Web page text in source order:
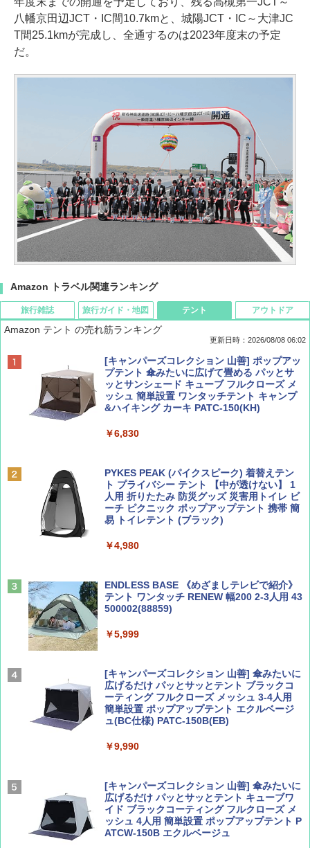
八幡京田辺JCT・IC間10.7kmと、城陽JCT・IC～大津JC
T間25.1kmが完成し、全通するのは2023年度末の予定
だ。
Amazon トラベル関連ランキング
旅行雑誌
BE-PAL(ビ-パル) 2026年 9 月号【特別付録:
SOTO ミニマル"旅"財布 ランダム2種】
￥1,500
￥713
AIRLINE（エアライン）2026年9月号【特
集】ボーイング110周年を祝して！
￥1,760
旅行ガイド・地図
D40 地球の歩き方 チェンマイ タイ北部の魅
力的な町 2026～2027 地球の歩き方D アジア
￥2,079
￥2,695
球の歩き方A ヨーロッパ
A26 地球の歩き方 チェコ ポーランド スロヴ
ァキア 2026～2027 地球の歩き方A ヨーロッ
テント
Amazon テント の売れ筋ランキング
更新日時：2026/08/08 06:02
[キャンパーズコレクション 山善] ポップアッ
プテント 傘みたいに広げて畳める パッとサ
ッとサンシェード キューブ フルクローズ メ
ッシュ 簡単設置 ワンタッチテント キャンプ
&ハイキング カーキ PATC-150(KH)
￥6,830
PYKES PEAK (パイクスピーク) 着替えテン
ト プライバシー テント 【中が透けない】 1
人用 折りたたみ 防災グッズ 災害用トイレ ビ
ーチ ピクニック ポップアップテント 携帯 簡
易 トイレテント (ブラック)
￥4,980
ENDLESS BASE 《めざましテレビで紹介》
テント ワンタッチ RENEW 幅200 2-3人用 43
500002(88859)
￥5,999
[キャンパーズコレクション 山善] 傘みたいに
広げるだけ パッとサッとテント ブラックコ
ーティング フルクローズ メッシュ 3-4人用
簡単設置 ポップアップテント エクルベージ
ュ(BC仕様) PATC-150B(EB)
￥9,990
[キャンパーズコレクション 山善] 傘みたいに
広げるだけ パッとサッとテント キューブワ
イド ブラックコーティング フルクローズ メ
ッシュ 4人用 簡単設置 ポップアップテント P
ATCW-150B エクルベージュ
アウトドア